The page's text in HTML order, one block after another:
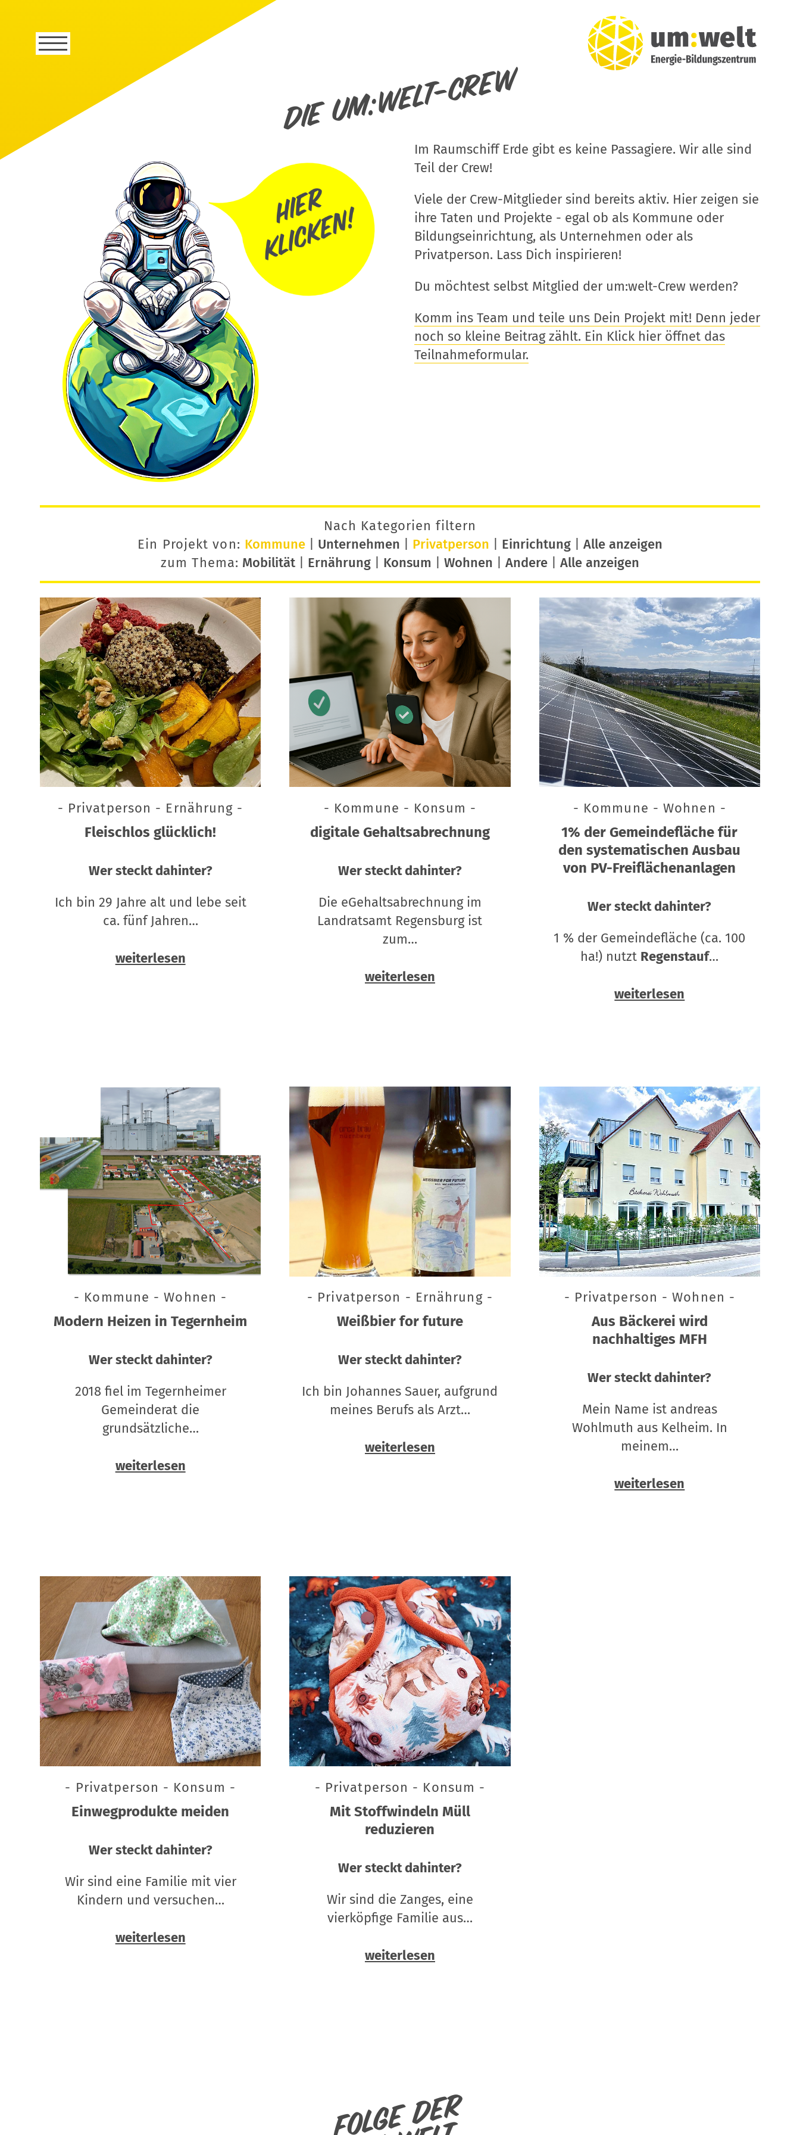
Die um:welt-Crew
Im Raumschiff Erde gibt es keine Passagiere. Wir alle sind
Teil der Crew!
Viele der Crew-Mitglieder sind bereits aktiv. Hier zeigen sie
ihre Taten und Projekte - egal ob als Kommune oder
Bildungseinrichtung, als Unternehmen oder als
Privatperson. Lass Dich inspirieren!
Du möchtest selbst Mitglied der um:welt-Crew werden?
Komm ins Team und teile uns Dein Projekt mit! Denn jeder
noch so kleine Beitrag zählt. Ein Klick hier öffnet das
Teilnahmeformular.
Nach Kategorien filtern
Ein Projekt von: Kommune| Unternehmen Privatperson Einrichtung| Alle anzeigen
zum Thema: Mobilität Ernährung Konsum Wohnen Andere Alle anzeigen
- Privatperson - Ernährung -
Fleischlos glücklich!
Wer steckt dahinter?
Ich bin 29 Jahre alt und lebe seit
ca. fünf Jahren…
weiterlesen
- Kommune - Konsum -
digitale Gehaltsabrechnung
Wer steckt dahinter?
Die eGehaltsabrechnung im
Landratsamt Regensburg ist
zum…
weiterlesen
- Kommune - Wohnen -
1% der Gemeindefläche für
den systematischen Ausbau
von PV-Freiflächenanlagen
Wer steckt dahinter?
1 % der Gemeindefläche (ca. 100
ha!) nutzt Regenstauf…
weiterlesen
- Kommune - Wohnen -
Modern Heizen in Tegernheim
Wer steckt dahinter?
2018 fiel im Tegernheimer
Gemeinderat die
grundsätzliche…
weiterlesen
- Privatperson - Ernährung -
Weißbier for future
Wer steckt dahinter?
Ich bin Johannes Sauer, aufgrund
meines Berufs als Arzt…
weiterlesen
- Privatperson - Wohnen -
Aus Bäckerei wird
nachhaltiges MFH
Wer steckt dahinter?
Mein Name ist andreas
Wohlmuth aus Kelheim. In
meinem…
weiterlesen
- Privatperson - Konsum -
Einwegprodukte meiden
Wer steckt dahinter?
Wir sind eine Familie mit vier
Kindern und versuchen…
weiterlesen
- Privatperson - Konsum -
Mit Stoffwindeln Müll
reduzieren
Wer steckt dahinter?
Wir sind die Zanges, eine
vierköpfige Familie aus…
weiterlesen
Folge der